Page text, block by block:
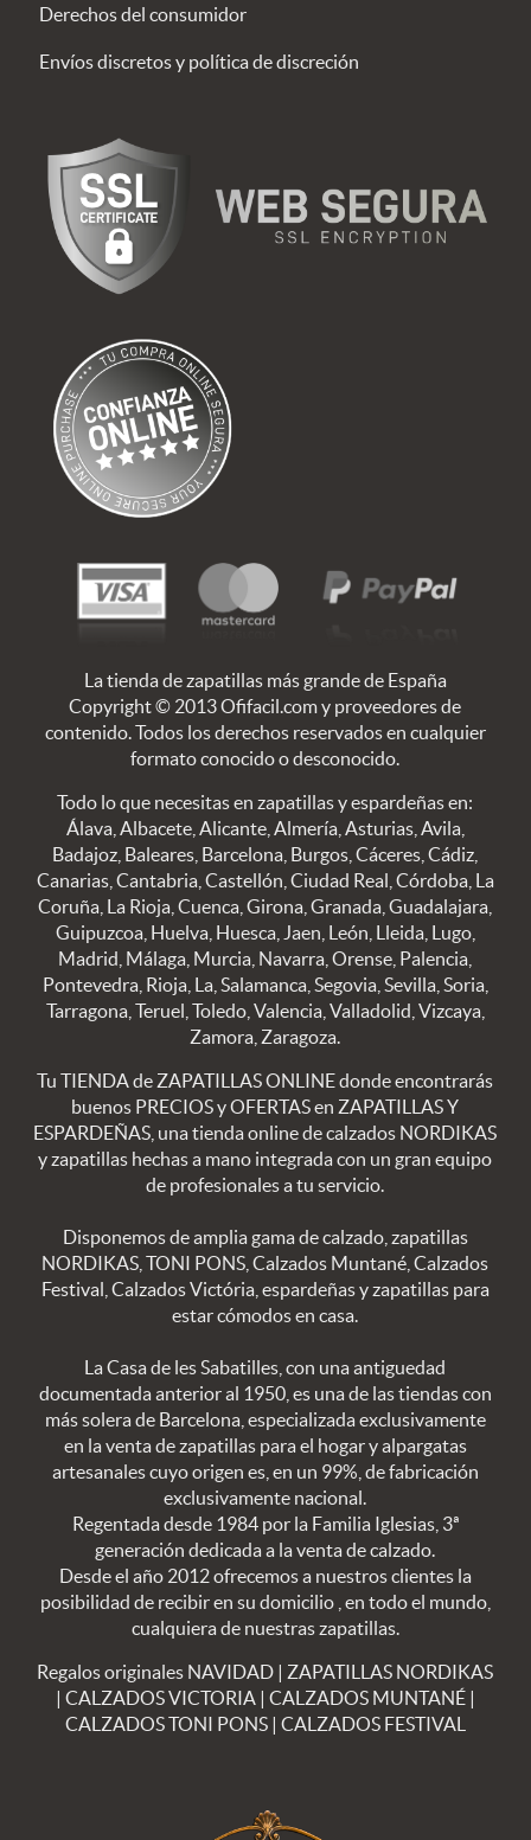
Derechos del consumidor
Envíos discretos y política de discreción
La tienda de zapatillas más grande de España
Copyright © 2013 Ofifacil.com y proveedores de
contenido. Todos los derechos reservados en cualquier
formato conocido o desconocido.
Todo lo que necesitas en zapatillas y espardeñas en:
Álava, Albacete, Alicante, Almería, Asturias, Avila,
Badajoz, Baleares, Barcelona, Burgos, Cáceres, Cádiz,
Canarias, Cantabria, Castellón, Ciudad Real, Córdoba, La
Coruña, La Rioja, Cuenca, Girona, Granada, Guadalajara,
Guipuzcoa, Huelva, Huesca, Jaen, León, Lleida, Lugo,
Madrid, Málaga, Murcia, Navarra, Orense, Palencia,
Pontevedra, Rioja, La, Salamanca, Segovia, Sevilla, Soria,
Tarragona, Teruel, Toledo, Valencia, Valladolid, Vizcaya,
Zamora, Zaragoza.
Tu TIENDA de ZAPATILLAS ONLINE donde encontrarás
buenos PRECIOS y OFERTAS en ZAPATILLAS Y
ESPARDEÑAS, una tienda online de calzados NORDIKAS
y zapatillas hechas a mano integrada con un gran equipo
de profesionales a tu servicio.
Disponemos de amplia gama de calzado, zapatillas
NORDIKAS, TONI PONS, Calzados Muntané, Calzados
Festival, Calzados Victória, espardeñas y zapatillas para
estar cómodos en casa.
La Casa de les Sabatilles, con una antiguedad
documentada anterior al 1950, es una de las tiendas con
más solera de Barcelona, especializada exclusivamente
en la venta de zapatillas para el hogar y alpargatas
artesanales cuyo origen es, en un 99%, de fabricación
exclusivamente nacional.
Regentada desde 1984 por la Familia Iglesias, 3ª
generación dedicada a la venta de calzado.
Desde el año 2012 ofrecemos a nuestros clientes la
posibilidad de recibir en su domicilio , en todo el mundo,
cualquiera de nuestras zapatillas.
Regalos originales NAVIDAD | ZAPATILLAS NORDIKAS
| CALZADOS VICTORIA| CALZADOS MUNTANÉ|
CALZADOS TONI PONS| CALZADOS FESTIVAL